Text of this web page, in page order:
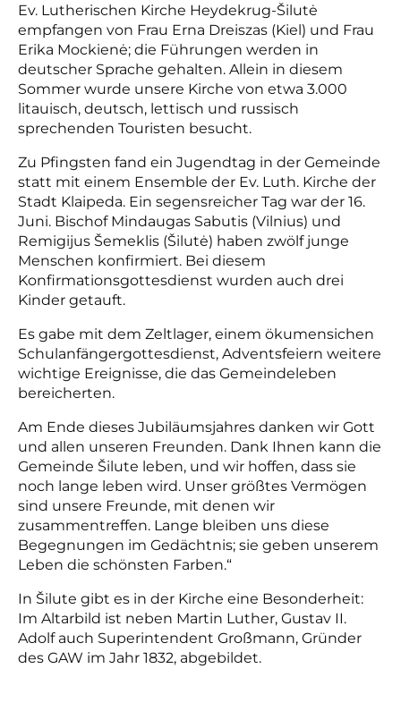
Ev. Lutherischen Kirche Heydekrug-Šilutė
empfangen von Frau Erna Dreiszas (Kiel) und Frau
Erika Mockienė; die Führungen werden in
deutscher Sprache gehalten. Allein in diesem
Sommer wurde unsere Kirche von etwa 3.000
litauisch, deutsch, lettisch und russisch
sprechenden Touristen besucht.
Zu Pfingsten fand ein Jugendtag in der Gemeinde
statt mit einem Ensemble der Ev. Luth. Kirche der
Stadt Klaipeda. Ein segensreicher Tag war der 16.
Juni. Bischof Mindaugas Sabutis (Vilnius) und
Remigijus Šemeklis (Šilutė) haben zwölf junge
Menschen konfirmiert. Bei diesem
Konfirmationsgottesdienst wurden auch drei
Kinder getauft.
Es gabe mit dem Zeltlager, einem ökumensichen
Schulanfängergottesdienst, Adventsfeiern weitere
wichtige Ereignisse, die das Gemeindeleben
bereicherten.
Am Ende dieses Jubiläumsjahres danken wir Gott
und allen unseren Freunden. Dank Ihnen kann die
Gemeinde Šilute leben, und wir hoffen, dass sie
noch lange leben wird. Unser größtes Vermögen
sind unsere Freunde, mit denen wir
zusammentreffen. Lange bleiben uns diese
Begegnungen im Gedächtnis; sie geben unserem
Leben die schönsten Farben.“
In Šilute gibt es in der Kirche eine Besonderheit:
Im Altarbild ist neben Martin Luther, Gustav II.
Adolf auch Superintendent Großmann, Gründer
des GAW im Jahr 1832, abgebildet.